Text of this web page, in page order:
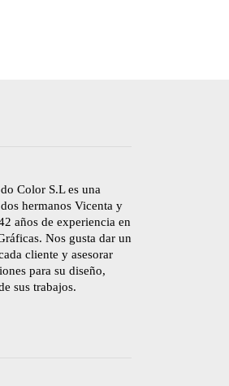
Color S.L es una
hermanos Vicenta y
años de experiencia en
Nos gusta dar un
cliente y asesorar
para su diseño,
sus trabajos.